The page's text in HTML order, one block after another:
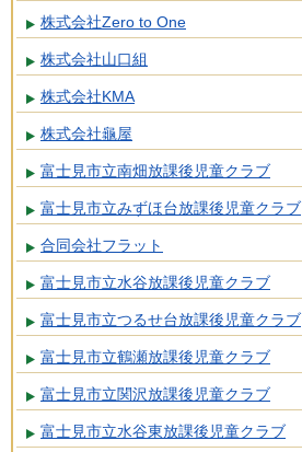
株式会社Zero to One
株式会社山口組
株式会社KMA
株式会社龜屋
富士見市立南畑放課後児童クラブ
富士見市立みずほ台放課後児童クラブ
合同会社フラット
富士見市立水谷放課後児童クラブ
富士見市立つるせ台放課後児童クラブ
富士見市立鶴瀬放課後児童クラブ
富士見市立関沢放課後児童クラブ
富士見市立水谷東放課後児童クラブ